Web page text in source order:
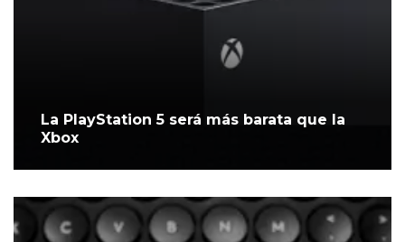
La PlayStation 5 será más barata que la
Xbox